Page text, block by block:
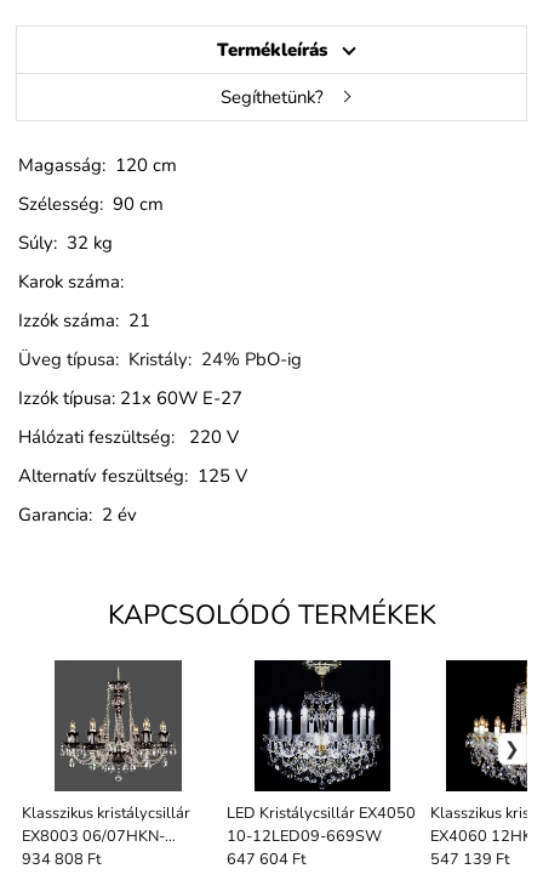
Termékleírás
Segíthetünk?
Magasság: 120 cm
Szélesség: 90 cm
Súly: 32 kg
Karok száma:
Izzók száma: 21
Üveg típusa: Kristály: 24% PbO-ig
Izzók típusa: 21x 60W E-27
Hálózati feszültség: 220 V
Alternatív feszültség: 125 V
Garancia: 2 év
KAPCSOLÓDÓ TERMÉKEK
Klasszikus kristálycsillár
EX8003 06/07HKN-
669SC40
934 808 Ft
LED Kristálycsillár EX4050
10-12LED09-669SW
647 604 Ft
Klasszikus
EX4060 12HK
547 139 Ft